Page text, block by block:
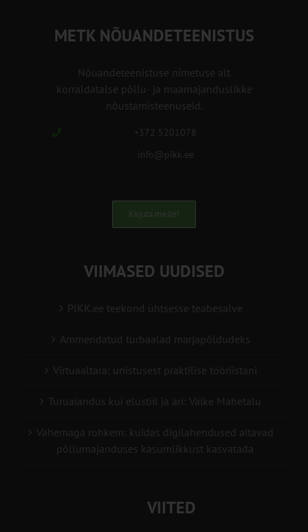
METK NÕUANDETEENISTUS
Nõuandeteenistuse nimetuse alt
korraldatalse põllu- ja maamajanduslikke
nõustamisteenuseid.
+372 5201078
info@pikk.ee
Kirjuta meile!
VIIMASED UUDISED
PIKK.ee teekond ühtsesse teabesalve
Ammendatud turbaalad marjapõldudeks
Virtuaaltara: unistusest praktilise tööriistani
Turuaiandus kui elustiil ja äri: Väike Mahetalu
Vähemaga rohkem: kuidas digilahendused aitavad
põllumajanduses kasumlikkust kasvatada
VIITED